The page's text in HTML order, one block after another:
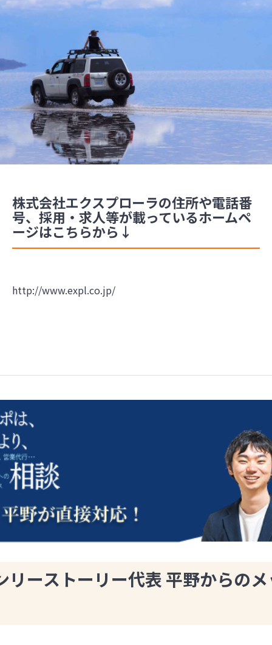
株式会社エクスプローラの住所や電話番
号、採用・求人等が載っているホームペ
ージはこちらから↓
http://www.expl.co.jp/
リーストーリー代表 平野からの